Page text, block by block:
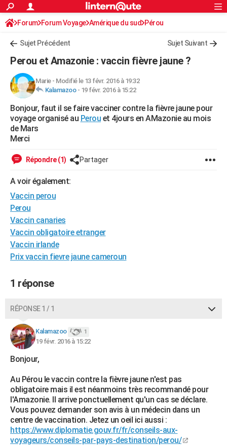
ACTUALITÉS
Politique
Société
Faits Divers
Education
Monde
Villes
+
FINANCE
Retraite
Impôts
Epargne
Immobilier
Risques naturels par ville
Banque
Assurance
Crédit
AUTO
Essais
Réserver un essai
Citadines
Berlines
SUV
Forum auto
+HIGH-TECH
Mobiles
Meilleur smartphone
Internet
Ordinateurs
Jeux vidéo
Guide high-tech
+BRICOLAGE
Forum
Aménagement intérieur
Extérieur
Cuisine
Salle de bains
Jardinage
Rangement
WEEK-END
LIFESTYLE
Art de vivre
Bien-être
Loisirs
Mode
Modes de vie
SANTE
Alimentation
Guide de la santé
Maladies
Médicaments
Sommeil
VOYAGE
Destinations
City break
Voyage nature
Voyage de noces
Forum
Climat
+PHOTO
GUIDES D'ACHAT
BONS PLANS
Dictionnaire
Biographies
Citations
Expressions
Proverbes
PROGRAMME TV
COPAINS D'AVANT
S'inscrire
Se connecter
Lycées
Collèges
Primaires
Universités
Entreprises
Service militaire
Avis de recherche
AVIS DE DÉCÈS
FORUM
Bricolage
Lifestyle
Culture
Sport
Auto
Television
Voyage
Cinema
S'inscrire
Connexion
Forum Forum Voyage Amérique du sud Pérou
Sujet Précédent Sujet Suivant
Perou et Amazonie : vaccin fièvre jaune ?
Marie- Modifié le 13 févr. 2016 à 19:32
Kalamazoo- 19 févr. 2016 à 15:22
Bonjour, faut il se faire vacciner contre la fièvre jaune pour
voyage organisé au Perou et 4jours en AMazonie au mois
de Mars
Merci
Répondre (1) Partager
A voir également:
Vaccin perou
Perou
Vaccin canaries
Vaccin obligatoire etranger
Vaccin irlande
Prix vaccin fievre jaune cameroun
1 réponse
RÉPONSE 1 / 1
Kalamazoo 1
19 févr. 2016 à 15:22
Bonjour,
Au Pérou le vaccin contre la fièvre jaune n'est pas
obligatoire mais il est néanmoins très recommandé pour
l'Amazonie. Il arrive ponctuellement qu'un cas se déclare.
Vous pouvez demander son avis à un médecin dans un
centre de vaccination. Jetez un oeil ici aussi :
https://www.diplomatie.gouv.fr/fr/conseils-aux-
voyageurs/conseils-par-pays-destination/perou/